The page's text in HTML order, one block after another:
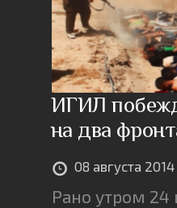
ИГИЛ
на два
08 августа 2014
Рано утром 24